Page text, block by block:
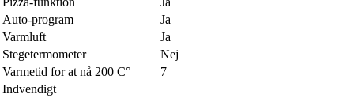
Auto-program
Ja
Varmluft
Ja
Stegetermometer
Nej
Varmetid for at nå 200 C°
7
Indvendigt